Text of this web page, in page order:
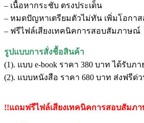
– เนื้อหากระชับ ตรงประเด็น
– หมดปัญหาเตรียมตัวไม่ทัน เพิ่มโอกา
– ฟรีไฟล์เสียงเทคนิคการสอบสัมภาษณ์
รูปแบบการสั่งชื้อสินค้า
(1). แบบ e-book ราคา 380 บาท ได้รับภ
(2). แบบหนังสือ ราคา 680 บาท ส่งฟรีด่
!!แถมฟรีไฟล์เสียงเทคนิคการสอบสัมภ